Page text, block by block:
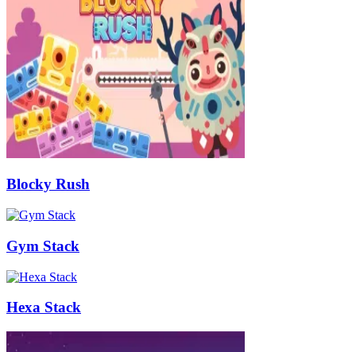
Blocky Rush
Gym Stack
Hexa Stack